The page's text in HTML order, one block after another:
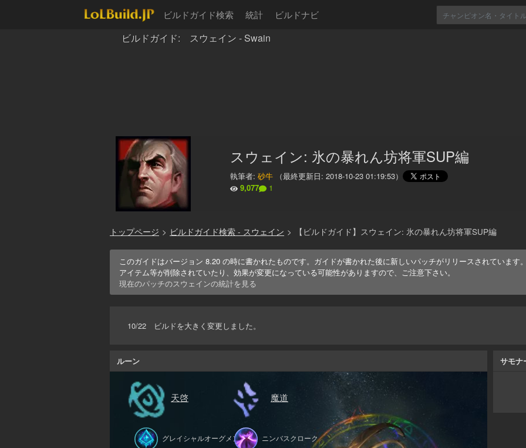
ビルドガイド検索 統計 ビルドナビ
ビルドガイド: スウェイン - Swain
スウェイン: 氷の暴れん坊将軍SUP編
執筆者: 砂牛 （最終更新日: 2018-10-23 01:19:53）
9,077
1
トップページ > ビルドガイド検索 - スウェイン > 【ビルドガイド】スウェイン: 氷の暴れん坊将軍SUP編
このガイドはバージョン8.20 の時に書かれたものです。ガイドが書かれた後に新しいパッチがリリースされています
アイテム等が削除されていたり、効果が変更になっている可能性がありますので、ご注意下さい。
現在のパッチのスウェインの統計を見る
10/22 ビルドを大きく変更しました。
ルーン
天啓
グレイシャルオーグメント
魔道
ニンバスクローク
サモナ